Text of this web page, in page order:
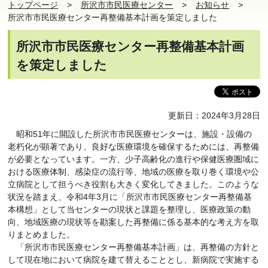
トップページ 所沢市市民医療センター
お知らせ
所沢市市民医療センター再整備基本計画を策定しました
所沢市市民医療センター再整備基本計画
を策定しました
更新日：2024年3月28日
昭和51年に開設した所沢市市民医療センターは、施設・設備の
老朽化が顕著であり、良好な医療環境を確保するためには、再整備
が必要となっています。一方、少子高齢化の進行や保健医療圏域に
おける医療体制、感染症の流行等、地域の医療を取り巻く環境や公
立病院として担うべき役割も大きく変化してきました。このような
状況を踏まえ、令和4年3月に「所沢市市民医療センター再整備基
本構想」として当センターの現状と課題を整理し、医療政策の動
向、地域医療の現状等を勘案した再整備に係る基本的な考え方を取
りまとめました。
「所沢市市民医療センター再整備基本計画」は、再整備の方針と
して現在地において病院を建て替えることとし、新病院で実施する